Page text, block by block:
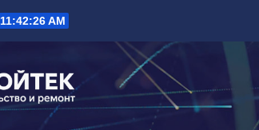
11:42:27 AM